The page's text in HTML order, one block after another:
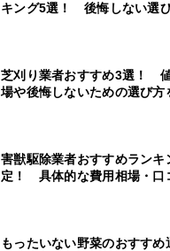
キング5選！ 後悔しない選
芝刈り業者おすすめ3選！
場や後悔しないための選び方
害獣駆除業者おすすめランキ
定！ 具体的な費用相場・口
もったいない野菜のおすすめ